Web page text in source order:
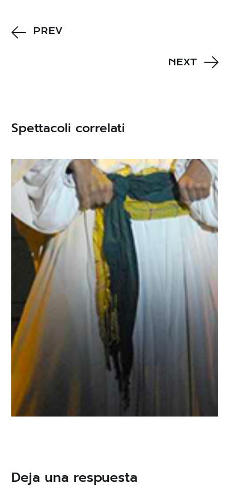
PREV
NEXT
Spettacoli correlati
Deja una respuesta